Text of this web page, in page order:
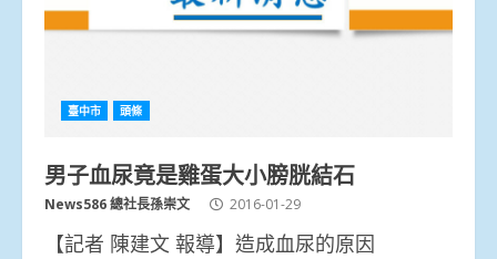
臺中市 頭條
男子血尿竟是雞蛋大小膀胱結石
News586 總社長孫崇文 2016-01-29
【記者 陳建文 報導】造成血尿的原因